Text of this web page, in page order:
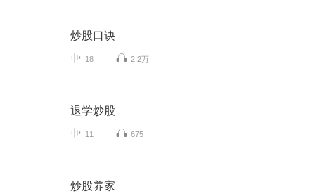
炒股口诀
18 2.2万
退学炒股
11 675
炒股养家